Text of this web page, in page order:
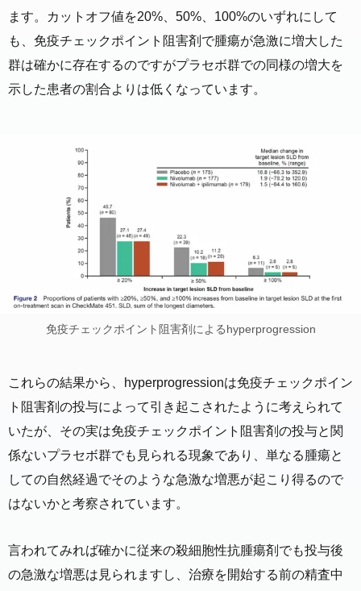
s at baseline and the first on-treatment evaluation were included in the
e in target lesion sum of the longest diameters (SLD) at the first on-trea
tment assessment. Results In the ATTRACTION-2 HPD-evaluable pop
ts receiving nivolumab versus placebo had increases in SLD ≥20% (33.
mumab, and 175 placebo. Fewer patients receiving nivolumab or nivolu
mab+ipilimumab versus placebo had increases in SLD ≥20% (27.1%, 2
7.4% vs 45.7%), ≥50% (10.2%, 11.2% vs 22.3%), and ≥100% (2.8%,
2.8% vs 6.3%). Conclusions Nivolumab±ipilimumab was not associate
d with an increased rate of progression versus placebo in patients with
GC, GEJC, or ED SCLC, suggesting that previous reports of HPD may
reflect the natural disease course in some patients rather than ICI-medi
ated progression. Trial registration number [NCT02538666][1]; [NCT022
t <https://www.bms.com/researchers-and-partners/independent-researc
h/data-sharing-request-process.html>. [1]: /lookup/external-ref?link_typ
e=CLINTRIALGOV&access_num=NCT02538666&atom=%2Fjitc%2F1
0%2F4%2Fe004273.atom [2]: /lookup/external-ref?link_type=CLINTRIA
ます。カットオフ値を20%、50%、100%のいずれにして
も、免疫チェックポイント阻害剤で腫瘍が急激に増大した
群は確かに存在するのですがプラセボ群での同様の増大を
示した患者の割合よりは低くなっています。
免疫チェックポイント阻害剤によるhyperprogression
これらの結果から、hyperprogressionは免疫チェックポイン
ト阻害剤の投与によって引き起こされたように考えられて
いたが、その実は免疫チェックポイント阻害剤の投与と関
係ないプラセボ群でも見られる現象であり、単なる腫瘍と
しての自然経過でそのような急激な増悪が起こり得るので
はないかと考察されています。
言われてみれば確かに従来の殺細胞性抗腫瘍剤でも投与後
の急激な増悪は見られますし、治療を開始する前の精査中